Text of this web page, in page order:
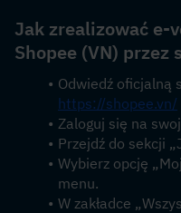
Jak zrealizować e-
Shopee (VN)
https://shopee.vn/
Zaloguj się na
Przejdź do sekcji
Wybierz opcję
menu.
W zakładce